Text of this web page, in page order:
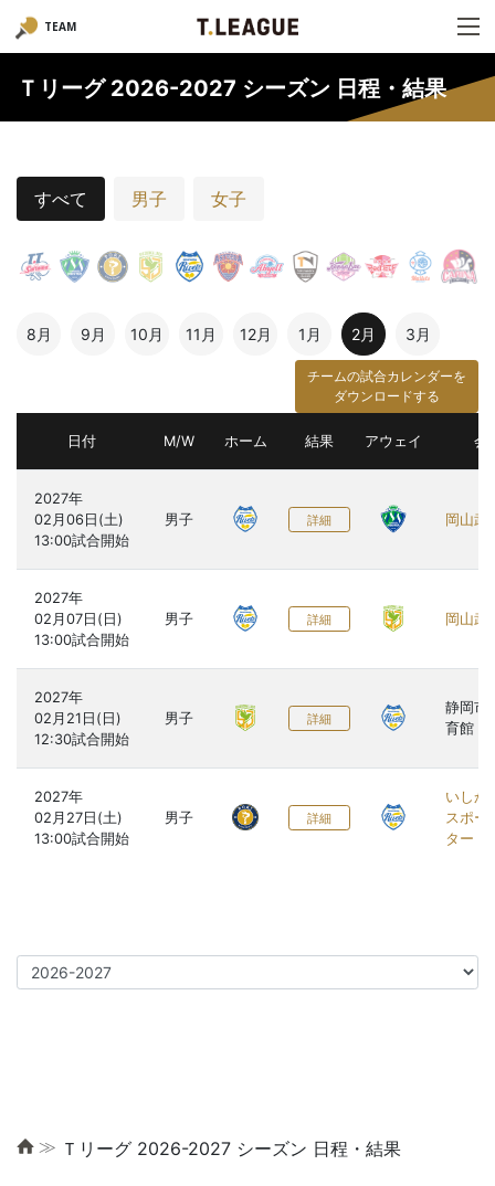
TEAM
Ｔリーグ 2026-2027 シーズン 日程・結果
すべて 男子 女子
8月 9月 10月 11月 12月 1月 2月 3月
チームの試合カレンダーを
ダウンロードする
日付 M/W ホーム 結果 アウェイ 会
2027年
02月06日(土)
男子 詳細 岡山武
2027年
02月07日(日)
男子 詳細 岡山武
2027年
02月21日(日)
男子 詳細
静岡市
育館
2027年
02月27日(土)
男子 詳細
いしか
スポー
ター
≫ Ｔリーグ 2026-2027 シーズン 日程・結果